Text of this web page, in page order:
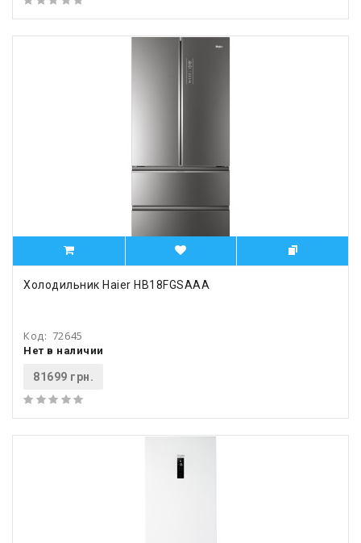
Холодильник Haier HB18FGSAAA
Код: 72645
Нет в наличии
81699 грн.